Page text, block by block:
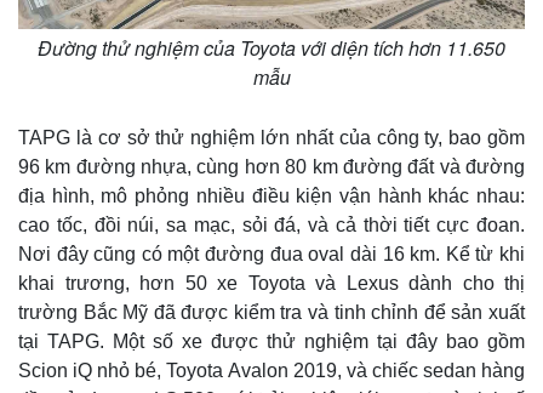
Đường thử nghiệm của Toyota với diện tích hơn 11.650
mẫu
TAPG là cơ sở thử nghiệm lớn nhất của công ty, bao gồm
96 km đường nhựa, cùng hơn 80 km đường đất và đường
địa hình, mô phỏng nhiều điều kiện vận hành khác nhau:
cao tốc, đồi núi, sa mạc, sỏi đá, và cả thời tiết cực đoan.
Nơi đây cũng có một đường đua oval dài 16 km. Kể từ khi
khai trương, hơn 50 xe Toyota và Lexus dành cho thị
trường Bắc Mỹ đã được kiểm tra và tinh chỉnh để sản xuất
tại TAPG. Một số xe được thử nghiệm tại đây bao gồm
Scion iQ nhỏ bé, Toyota Avalon 2019, và chiếc sedan hàng